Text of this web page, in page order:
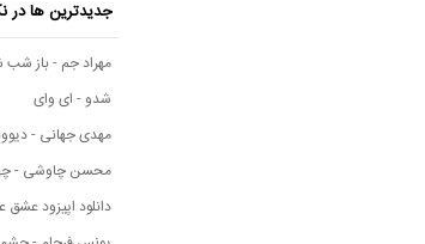
جدیدترین ها
مهراد جم - باز
شدو - ای وای
مهدی جهانی -
محسن چاوشی -
دانلود اپیزود